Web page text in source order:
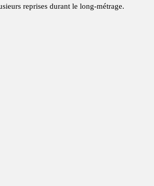
reprises durant le long-métrage.